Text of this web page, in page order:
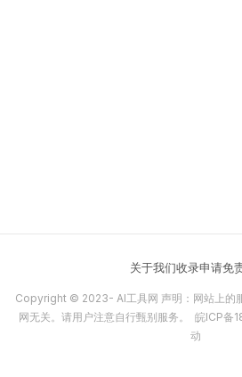
关于我们收录申请免
Copyright © 2023- AI工具网 声明：网站上的
网无关。请用户注意自行甄别服务。 皖ICP备
动